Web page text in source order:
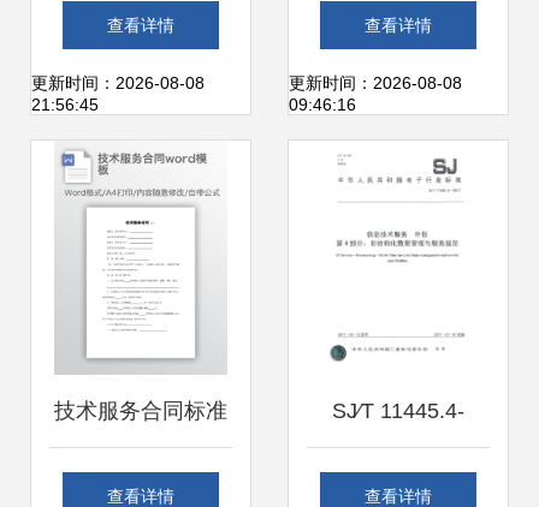
升级 新乡四企携创
新方案亮相2026济
南生物发酵展
查看详情
更新时间：2026-08-08
21:56:45
范本
查看详情
更新时间：2026-08-08
09:46:16
技术服务合同标准
模板
查看详情
SJ∕T 11445.4-
2017《信息技术服
查看详情